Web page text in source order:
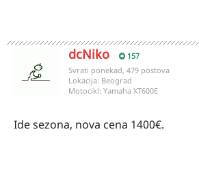
dcNiko 157
Svrati ponekad, 479 postova
Lokacija: Beograd
Motocikl: Yamaha XT600E
Ide sezona, nova cena 1400€.